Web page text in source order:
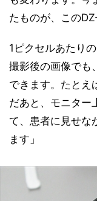
たものが、この
1ピクセルあたり
撮影後の画像でも
できます。たとえ
だあと、モニター
て、患者に見せな
ます」